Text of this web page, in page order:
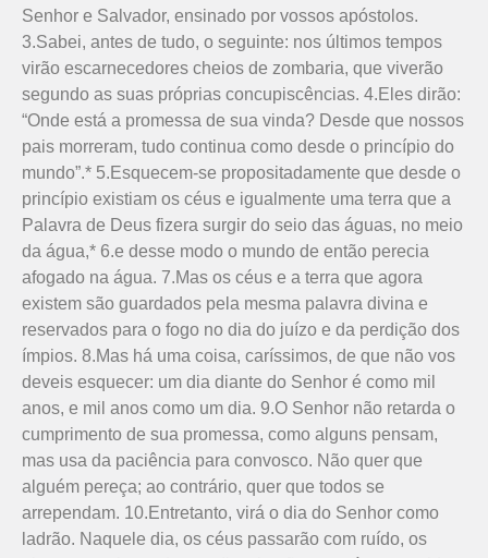
Senhor e Salvador, ensinado por vossos apóstolos.
3.Sabei, antes de tudo, o se­guinte: nos últimos tempos
virão escarnecedores cheios de zombaria, que viverão
segundo as suas próprias concupiscências. 4.Eles dirão:
“Onde está a promessa de sua vinda? Desde que nossos
pais morreram, tudo continua como desde o princípio do
mundo”.* 5.Esquecem-se propo­sitada­men­­te que desde o
princípio exis­tiam os céus e igualmente uma terra que a
Palavra de Deus fizera surgir do seio das águas, no meio
da água,* 6.e desse modo o mundo de então perecia
afogado na água. 7.Mas os céus e a terra que agora
existem são guardados pela mesma palavra divina e
reservados para o fogo no dia do juízo e da perdição dos
ímpios. 8.Mas há uma coisa, caríssimos, de que não vos
deveis esquecer: um dia diante do Senhor é como mil
anos, e mil anos como um dia. 9.O Senhor não retarda o
cumprimento de sua promessa, como alguns pensam,
mas usa da paciência para convosco. Não quer que
alguém pereça; ao contrário, quer que todos se
arrependam. 10.Entretanto, virá o dia do Senhor como
ladrão. Naquele dia, os céus passarão com ruído, os